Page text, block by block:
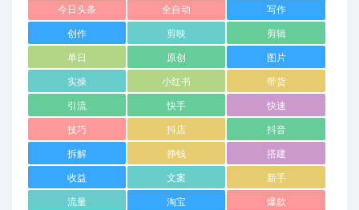
今日头条 全自动 写作
创作 剪映 剪辑
单日 原创 图片
实操 小红书 带货
引流 快手 快速
技巧 抖店 抖音
拆解 挣钱 搭建
收益 文案 新手
流量 淘宝 爆款